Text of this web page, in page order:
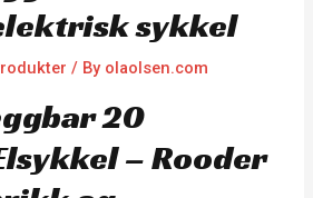
sykkel
/ By olaolsen.com
20
– Rooder